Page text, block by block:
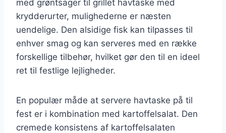
med grøntsager til grillet havtaske med
krydderurter, mulighederne er næsten
uendelige. Den alsidige fisk kan tilpasses til
enhver smag og kan serveres med en række
forskellige tilbehør, hvilket gør den til en ideel
ret til festlige lejligheder.
En populær måde at servere havtaske på til
fest er i kombination med kartoffelsalat. Den
cremede konsistens af kartoffelsalaten